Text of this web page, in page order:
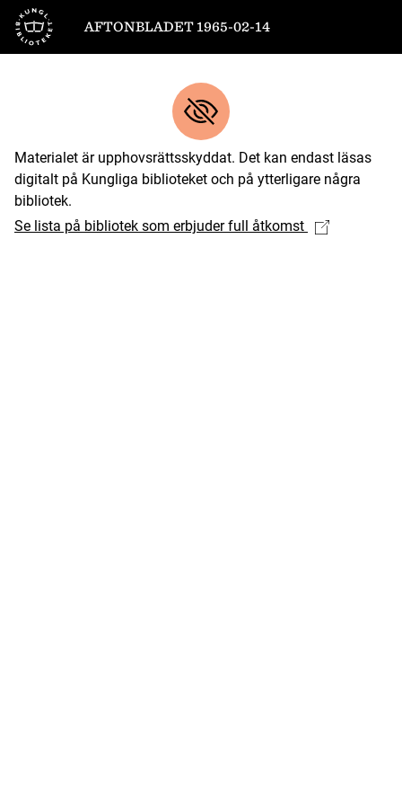
Till startsidan
AFTONBLADET 1965-02-14
Materialet är upphovsrättsskyddat. Det kan endast läsas
digitalt på Kungliga biblioteket och på ytterligare några
bibliotek.
Se lista på bibliotek som erbjuder full åtkomst